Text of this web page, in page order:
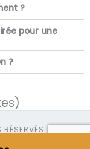
?
pour une
?